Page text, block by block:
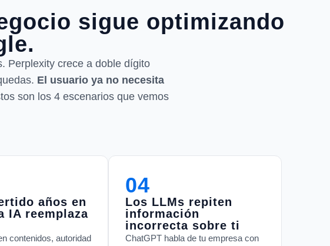
sigue optimizando
Perplexity crece a doble dígito
El usuario ya no necesita
son los 4 escenarios que vemos
años en
IA reemplaza
contenidos, autoridad
04
Los LLMs repiten
información
incorrecta sobre ti
ChatGPT habla de tu empresa con